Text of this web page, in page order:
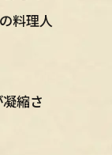
料理人
縮さ